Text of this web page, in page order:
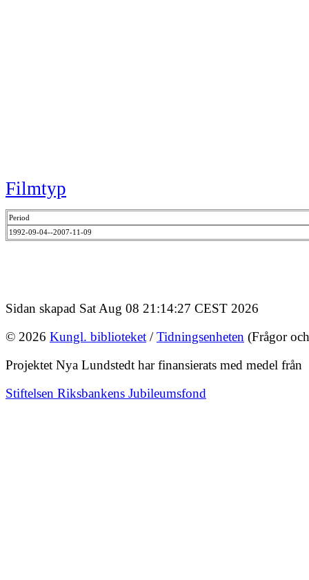
Filmtyp
Period
1992-09-04--2007-11-09
Sidan skapad Sat Aug 08 21:14:27 CEST 2026
© 2026 Kungl. biblioteket /Tidningsenheten (Frågor
Projektet Nya Lundstedt har finansierats med medel från
Stiftelsen Riksbankens Jubileumsfond